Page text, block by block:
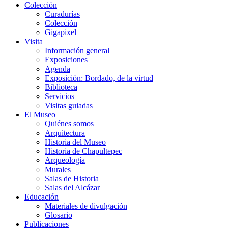
Colección
Curadurías
Colección
Gigapixel
Visita
Información general
Exposiciones
Agenda
Exposición: Bordado, de la virtud
Biblioteca
Servicios
Visitas guiadas
El Museo
Quiénes somos
Arquitectura
Historia del Museo
Historia de Chapultepec
Arqueología
Murales
Salas de Historia
Salas del Alcázar
Educación
Materiales de divulgación
Glosario
Publicaciones